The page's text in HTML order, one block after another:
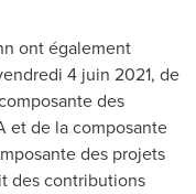
ont également
4 juin 2021, de
des
et de la composante
des projets
des contributions